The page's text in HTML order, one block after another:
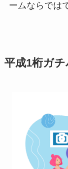
ームならでは
平成1桁ガ